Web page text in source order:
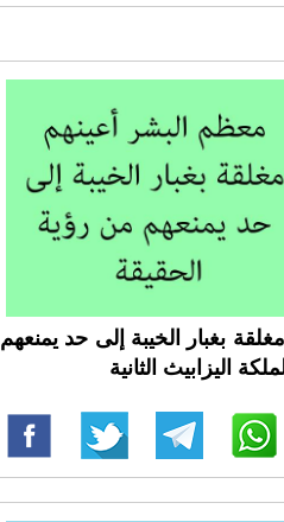
بغبار الخيبة إلى حد يمنعهم
اليزابيث الثانية